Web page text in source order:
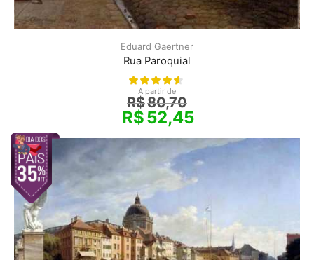
Eduard Gaertner
Rua Paroquial
A partir de
R$80,70
R$52,45